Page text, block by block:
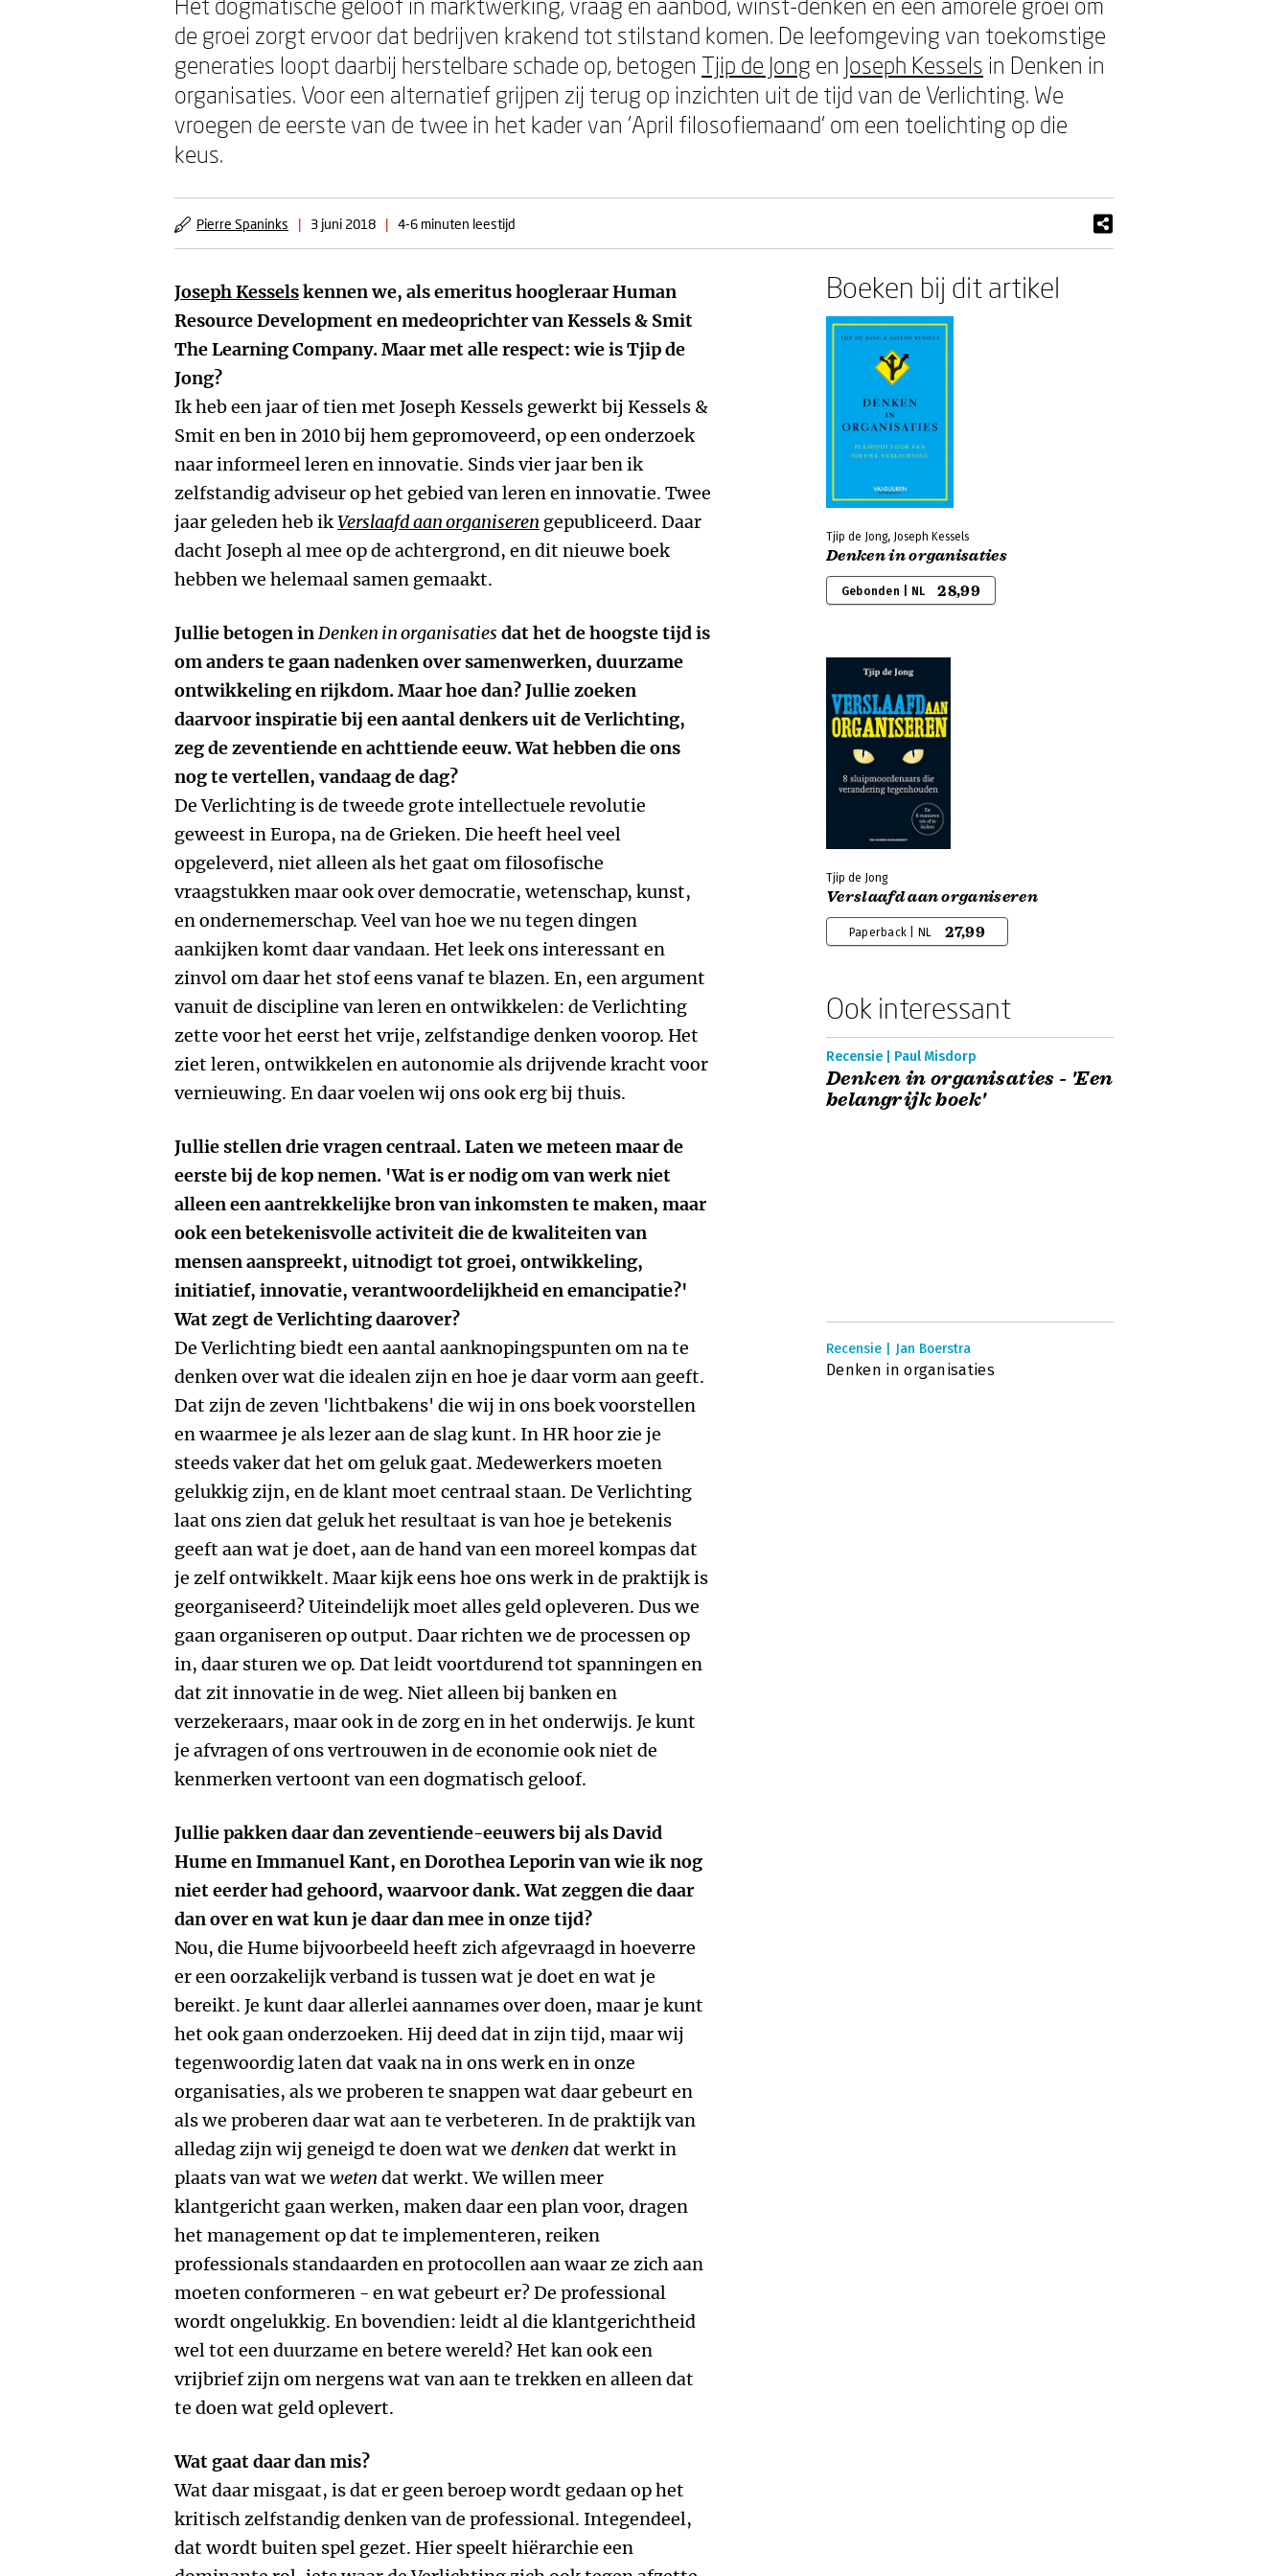
de groei zorgt ervoor dat bedrijven krakend tot stilstand komen. De leefomgeving van toekomstige
generaties loopt daarbij herstelbare schade op, betogen Tjip de Jong en Joseph Kessels in Denken in
organisaties. Voor een alternatief grijpen zij terug op inzichten uit de tijd van de Verlichting. We
vroegen de eerste van de twee in het kader van 'April filosofiemaand' om een toelichting op die
keus.
Pierre Spaninks | 3 juni 2018 | 4-6 minuten leestijd
Joseph Kesselskennen we, als emeritus hoogleraar Human
Resource Development en medeoprichter van Kessels & Smit
The Learning Company. Maar met alle respect: wie is Tjip de
Jong?
Ik heb een jaar of tien met Joseph Kessels gewerkt bij Kessels &
Smit en ben in 2010 bij hem gepromoveerd, op een onderzoek
naar informeel leren en innovatie. Sinds vier jaar ben ik
zelfstandig adviseur op het gebied van leren en innovatie. Twee
jaar geleden heb ikVerslaafd aan organiseren gepubliceerd. Daar
dacht Joseph al mee op de achtergrond, en dit nieuwe boek
hebben we helemaal samen gemaakt.
Jullie betogen inDenken in organisaties dat het de hoogste tijd is
om anders te gaan nadenken over samenwerken, duurzame
ontwikkeling en rijkdom. Maar hoe dan? Jullie zoeken
daarvoor inspiratie bij een aantal denkers uit de Verlichting,
zeg de zeventiende en achttiende eeuw. Wat hebben die ons
nog te vertellen, vandaag de dag?
De Verlichting is de tweede grote intellectuele revolutie
geweest in Europa, na de Grieken. Die heeft heel veel
opgeleverd, niet alleen als het gaat om filosofische
vraagstukken maar ook over democratie, wetenschap, kunst,
en ondernemerschap. Veel van hoe we nu tegen dingen
aankijken komt daar vandaan. Het leek ons interessant en
zinvol om daar het stof eens vanaf te blazen. En, een argument
vanuit de discipline van leren en ontwikkelen: de Verlichting
zette voor het eerst het vrije, zelfstandige denken voorop. Het
ziet leren, ontwikkelen en autonomie als drijvende kracht voor
vernieuwing. En daar voelen wij ons ook erg bij thuis.
Jullie stellen drie vragen centraal. Laten we meteen maar de
eerste bij de kop nemen. 'Wat is er nodig om van werk niet
alleen een aantrekkelijke bron van inkomsten te maken, maar
ook een betekenisvolle activiteit die de kwaliteiten van
mensen aanspreekt, uitnodigt tot groei, ontwikkeling,
initiatief, innovatie, verantwoordelijkheid en emancipatie?'
Wat zegt de Verlichting daarover?
De Verlichting biedt een aantal aanknopingspunten om na te
denken over wat die idealen zijn en hoe je daar vorm aan geeft.
Dat zijn de zeven 'lichtbakens' die wij in ons boek voorstellen
en waarmee je als lezer aan de slag kunt. In HR hoor zie je
steeds vaker dat het om geluk gaat. Medewerkers moeten
gelukkig zijn, en de klant moet centraal staan. De Verlichting
laat ons zien dat geluk het resultaat is van hoe je betekenis
geeft aan wat je doet, aan de hand van een moreel kompas dat
je zelf ontwikkelt. Maar kijk eens hoe ons werk in de praktijk is
georganiseerd? Uiteindelijk moet alles geld opleveren. Dus we
gaan organiseren op output. Daar richten we de processen op
in, daar sturen we op. Dat leidt voortdurend tot spanningen en
dat zit innovatie in de weg. Niet alleen bij banken en
verzekeraars, maar ook in de zorg en in het onderwijs. Je kunt
je afvragen of ons vertrouwen in de economie ook niet de
kenmerken vertoont van een dogmatisch geloof.
Jullie pakken daar dan zeventiende-eeuwers bij als David
Hume en Immanuel Kant, en Dorothea Leporin van wie ik nog
niet eerder had gehoord, waarvoor dank. Wat zeggen die daar
dan over en wat kun je daar dan mee in onze tijd?
Nou, die Hume bijvoorbeeld heeft zich afgevraagd in hoeverre
er een oorzakelijk verband is tussen wat je doet en wat je
bereikt. Je kunt daar allerlei aannames over doen, maar je kunt
het ook gaan onderzoeken. Hij deed dat in zijn tijd, maar wij
tegenwoordig laten dat vaak na in ons werk en in onze
organisaties, als we proberen te snappen wat daar gebeurt en
als we proberen daar wat aan te verbeteren. In de praktijk van
alledag zijn wij geneigd te doen wat we denken dat werkt in
plaats van wat we weten dat werkt. We willen meer
klantgericht gaan werken, maken daar een plan voor, dragen
het management op dat te implementeren, reiken
professionals standaarden en protocollen aan waar ze zich aan
moeten conformeren - en wat gebeurt er? De professional
wordt ongelukkig. En bovendien: leidt al die klantgerichtheid
wel tot een duurzame en betere wereld? Het kan ook een
vrijbrief zijn om nergens wat van aan te trekken en alleen dat
te doen wat geld oplevert.
Wat gaat daar dan mis?
Wat daar misgaat, is dat er geen beroep wordt gedaan op het
kritisch zelfstandig denken van de professional. Integendeel,
dat wordt buiten spel gezet. Hier speelt hiërarchie een
Boeken bij dit artikel
Tjip de Jong, Joseph Kessels
Denken in organisaties
Gebonden | NL 28,99
Tjip de Jong
Verslaafd aan organiseren
Paperback | NL 27,99
Ook interessant
Recensie | Paul Misdorp
Denken in organisaties - 'Een
belangrijk boek'
Recensie | Jan Boerstra
Denken in organisaties